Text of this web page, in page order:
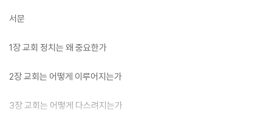
서문
1장 교회 정치는 왜 중요한가
2장 교회는 어떻게 이루어지는가
3장 교회는 어떻게 다스려지는가